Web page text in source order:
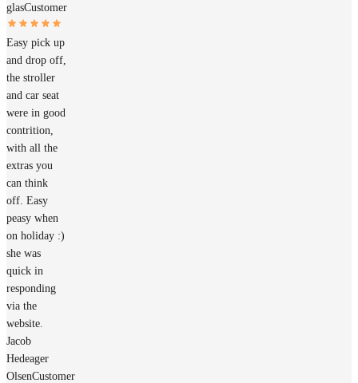
glasCustomer
Easy pick up
and drop off,
the stroller
and car seat
were in good
contrition,
with all the
extras you
can think
off. Easy
peasy when
on holiday :)
she was
quick in
responding
via the
website.
Jacob
Hedeager
OlsenCustomer